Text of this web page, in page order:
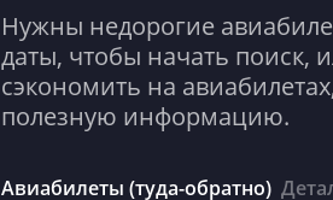
Нужны недорогие
даты, чтобы начать поиск,
сэкономить на
полезную информацию.
Авиабилеты (туда-обратно)